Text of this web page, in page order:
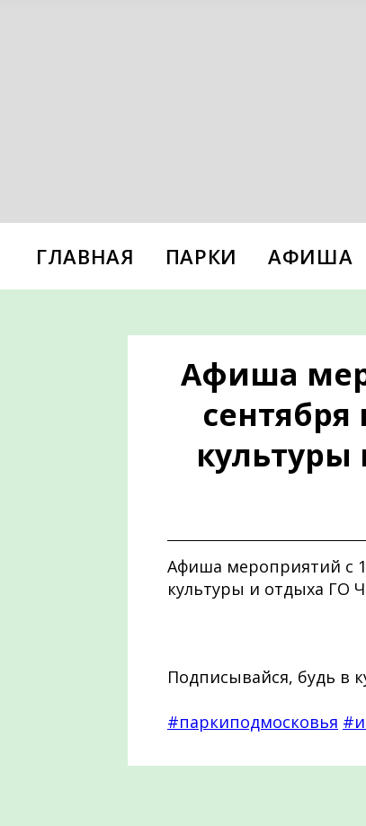
ГЛАВНАЯ ПАРКИ АФИША
Афиша
культуры
Афиша мероприятий с
культуры и отдыха ГО
Подписывайся, будь в
#паркиподмосковья